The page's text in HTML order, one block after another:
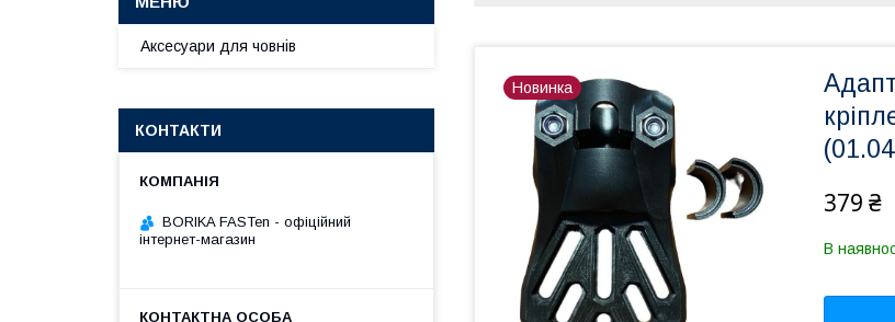
Новинка
379 ₴
В
Аксесуари для човнів
КОНТАКТИ
BORIKA FASTen - офіційний
інтернет-магазин